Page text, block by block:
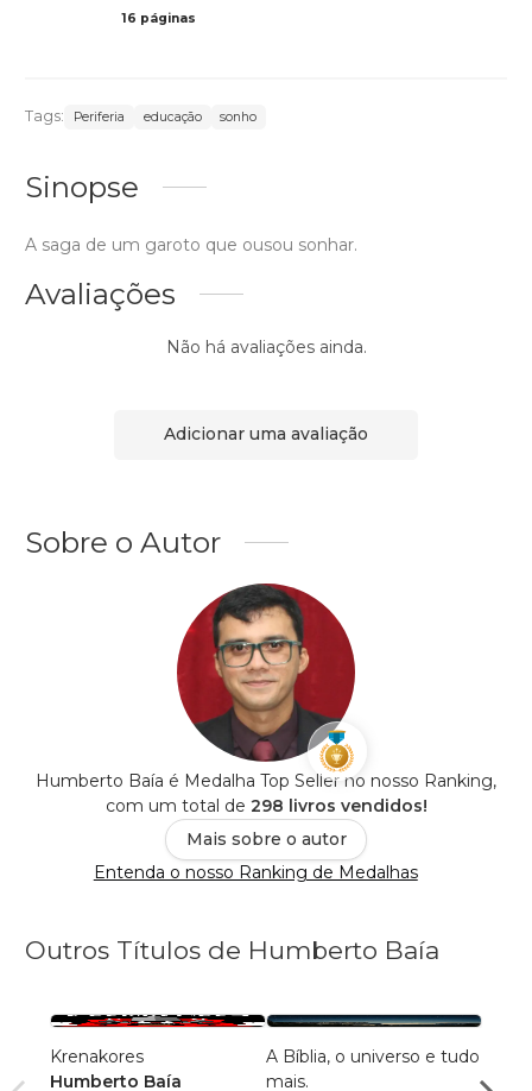
16 páginas
Tags: Periferia educação sonho
Sinopse
A saga de um garoto que ousou sonhar.
Avaliações
Não há avaliações ainda.
Adicionar uma avaliação
Sobre o Autor
Humberto Baía é Medalha Top Seller no nosso Ranking,
com um total de 298 livros vendidos!
Mais sobre o autor
Entenda o nosso Ranking de Medalhas
Outros Títulos de Humberto Baía
Krenakores
Humberto Baía
A Bíblia, o universo e tudo
mais.